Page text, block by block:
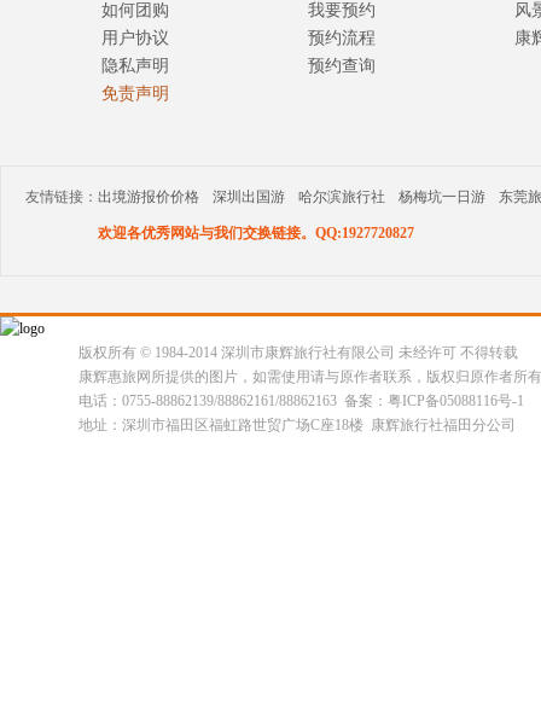
如何团购
用户协议
隐私声明
免责声明
我要预约
预约流程
预约查询
风
康
友情链接： 出境游报价价格 深圳出国游 哈尔滨旅行社 杨梅坑一日游 东莞
欢迎各优秀网站与我们交换链接。QQ:1927720827
版权所有 © 1984-2014 深圳市康辉旅行社有限公司 未经许可 不得转载
康辉惠旅网所提供的图片，如需使用请与原作者联系，版权归原作者所
电话：0755-88862139/88862161/88862163 备案：粤ICP备05088116号-1
地址：深圳市福田区福虹路世贸广场C座18楼 康辉旅行社福田分公司